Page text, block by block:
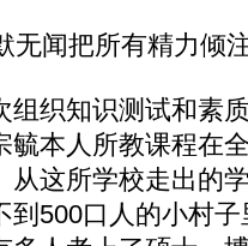
闻把所有精力倾
织知识测试和素
毓本人所教课程在
从这所学校走出的
到500口人的小村